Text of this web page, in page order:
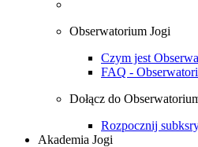
Obserwatorium Jogi
Czym jest
FAQ -
Dołącz do
Rozpocznij
Akademia Jogi